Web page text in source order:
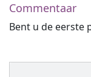
Commentaar
Bent u de eerste